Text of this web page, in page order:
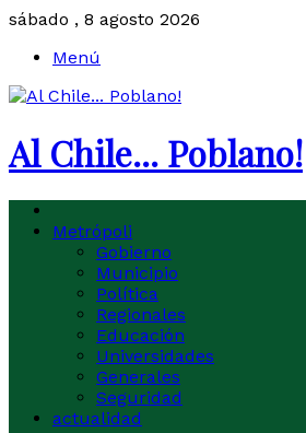
sábado , 8 agosto 2026
Menú
Al Chile... Poblano!
Metrópoli
Gobierno
Municipio
Política
Regionales
Educación
Universidades
Generales
Seguridad
actualidad